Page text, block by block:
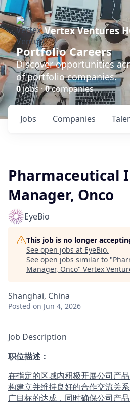
Vertex Ventures
Portfolio Careers
Discover opportunities
of portfolio companies.
0jobs ·0companies
Jobs Companies
Pharmaceutical
Manager, Onco
EyeBio
This job is no longer
See open jobs at EyeBio.
See open jobs similar to "
Manager, Onco" Vertex
Shanghai, China
Posted on Jun 4, 2026
Job Description
职位描述：
在指定的区域内积极开展公司产
构建立并维持良好的合作交流关
广目标的达成，同时确保公司产